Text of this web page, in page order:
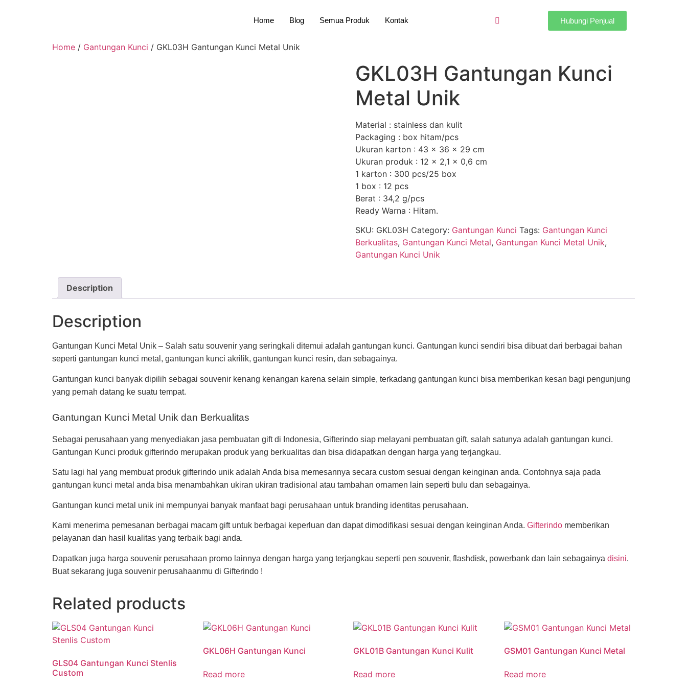
Home Blog Semua Produk Kontak Hubungi Penjual
Home / Gantungan Kunci / GKL03H Gantungan Kunci Metal Unik
GKL03H Gantungan Kunci
Metal Unik
Material : stainless dan kulit
Packaging : box hitam/pcs
Ukuran karton : 43 x 36 x 29 cm
Ukuran produk : 12 x 2,1 x 0,6 cm
1 karton : 300 pcs/25 box
1 box : 12 pcs
Berat : 34,2 g/pcs
Ready Warna : Hitam.
SKU: GKL03H Category: Gantungan Kunci Tags: Gantungan Kunci
Berkualitas, Gantungan Kunci Metal, Gantungan Kunci Metal Unik,
Gantungan Kunci Unik
Description
Description
Gantungan Kunci Metal Unik – Salah satu souvenir yang seringkali ditemui adalah gantungan kunci. Gantungan kunci sendiri bisa dibuat dari berbagai bahan
seperti gantungan kunci metal, gantungan kunci akrilik, gantungan kunci resin, dan sebagainya.
Gantungan kunci banyak dipilih sebagai souvenir kenang kenangan karena selain simple, terkadang gantungan kunci bisa memberikan kesan bagi pengunjung
yang pernah datang ke suatu tempat.
Gantungan Kunci Metal Unik dan Berkualitas
Sebagai perusahaan yang menyediakan jasa pembuatan gift di Indonesia, Gifterindo siap melayani pembuatan gift, salah satunya adalah gantungan kunci.
Gantungan Kunci produk gifterindo merupakan produk yang berkualitas dan bisa didapatkan dengan harga yang terjangkau.
Satu lagi hal yang membuat produk gifterindo unik adalah Anda bisa memesannya secara custom sesuai dengan keinginan anda. Contohnya saja pada
gantungan kunci metal anda bisa menambahkan ukiran ukiran tradisional atau tambahan ornamen lain seperti bulu dan sebagainya.
Gantungan kunci metal unik ini mempunyai banyak manfaat bagi perusahaan untuk branding identitas perusahaan.
Kami menerima pemesanan berbagai macam gift untuk berbagai keperluan dan dapat dimodifikasi sesuai dengan keinginan Anda. Gifterindo memberikan
pelayanan dan hasil kualitas yang terbaik bagi anda.
Dapatkan juga harga souvenir perusahaan promo lainnya dengan harga yang terjangkau seperti pen souvenir, flashdisk, powerbank dan lain sebagainya disini.
Buat sekarang juga souvenir perusahaanmu di Gifterindo !
Related products
GLS04 Gantungan Kunci Stenlis
Custom
GKL06H Gantungan Kunci
Read more
GKL01B Gantungan Kunci Kulit
Read more
GSM01 Gantungan Kunci Metal
Read more